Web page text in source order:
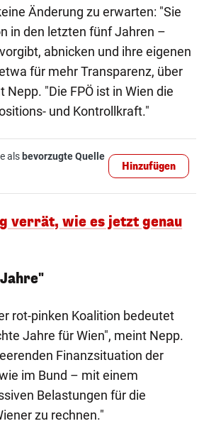
Änderung zu erwarten: "Sie
in den letzten fünf Jahren –
abnicken und ihre eigenen
für mehr Transparenz, über
Nepp. "Die FPÖ ist in Wien die
und Kontrollkraft."
als bevorzugte Quelle
Hinzufügen
verrät, wie es jetzt genau
rot-pinken Koalition bedeutet
Jahre für Wien", meint Nepp.
Finanzsituation der
im Bund – mit einem
Belastungen für die
zu rechnen."